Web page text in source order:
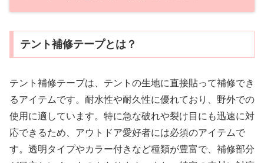
テント補修テープとは？
テント補修テープは、テントの生地に直接貼って補修でき
るアイテムです。耐水性や耐久性に優れており、野外での
使用に適しています。特に急な破れや裂け目にも迅速に対
応できるため、アウトドア愛好者には必須のアイテムで
す。透明タイプやカラー付きなど種類が豊富で、補修部分